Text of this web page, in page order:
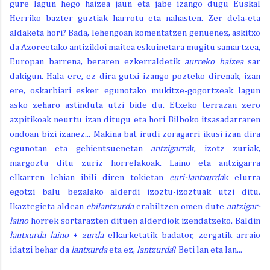
gure lagun hego haizea jaun eta jabe izango dugu Euskal
Herriko bazter guztiak harrotu eta nahasten. Zer dela-eta
aldaketa hori? Bada, lehengoan komentatzen genuenez, askitxo
da Azoreetako antizikloi maitea eskuinetara mugitu samartzea,
Europan barrena, beraren ezkerraldetik aurreko haizeasar
dakigun. Hala ere, ez dira gutxi izango pozteko direnak, izan
ere, oskarbiari esker egunotako mukitze-gogortzeak lagun
asko zeharo astinduta utzi bide du. Etxeko terrazan zero
azpitikoak neurtu izan ditugu eta hori Bilboko itsasadarraren
ondoan bizi izanez... Makina bat irudi zoragarri ikusi izan dira
egunotan eta gehientsuenetan antzigarrak, izotz zuriak,
margoztu ditu zuriz horrelakoak. Laino eta antzigarra
elkarren lehian ibili diren tokietan euri-lantxurdak elurra
egotzi balu bezalako alderdi izoztu-izoztuak utzi ditu.
Ikaztegieta aldean ebilantzurdaerabiltzen omen dute antzigar-
lainohorrek sortarazten dituen alderdiok izendatzeko. Baldin
lantxurda laino+ zurda elkarketatik badator, zergatik arraio
idatzi behar da lantxurdaeta ez, lantzurda? Beti lan eta lan...